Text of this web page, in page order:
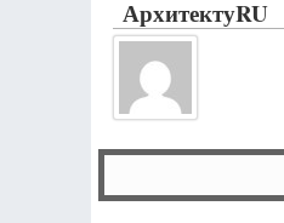
АрхитектуRU